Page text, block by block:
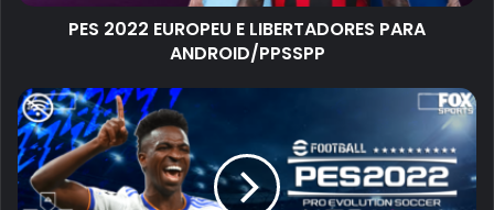
PES 2022 EUROPEU E LIBERTADORES PARA
ANDROID/PPSSPP